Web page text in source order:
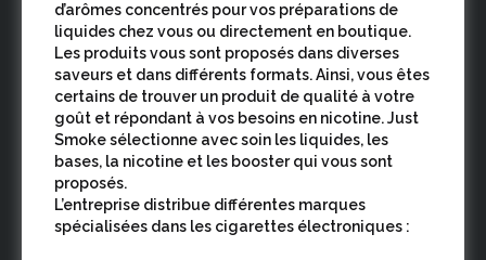
d’arômes concentrés pour vos préparations de
liquides chez vous ou directement en boutique.
Les produits vous sont proposés dans diverses
saveurs et dans différents formats. Ainsi, vous êtes
certains de trouver un produit de qualité à votre
goût et répondant à vos besoins en nicotine. Just
Smoke sélectionne avec soin les liquides, les
bases, la nicotine et les booster qui vous sont
proposés.
L’entreprise distribue différentes marques
spécialisées dans les cigarettes électroniques :